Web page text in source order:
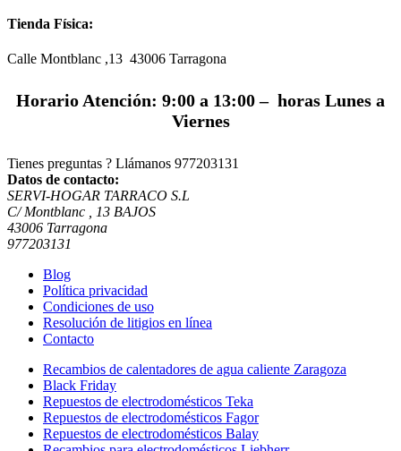
Tienda Física:
Calle Montblanc ,13 43006 Tarragona
Horario Atención: 9:00 a 13:00 – horas Lunes a
Viernes
Tienes preguntas ? Llámanos 977203131
Datos de contacto:
SERVI-HOGAR TARRACO S.L
C/ Montblanc , 13 BAJOS
43006 Tarragona
977203131
Blog
Política privacidad
Condiciones de uso
Resolución de litigios en línea
Contacto
Recambios de calentadores de agua caliente Zaragoza
Black Friday
Repuestos de electrodomésticos Teka
Repuestos de electrodomésticos Fagor
Repuestos de electrodomésticos Balay